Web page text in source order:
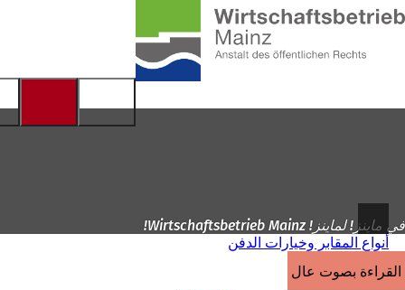
إلى
الصفحة
في ماينز! لماينز! Wirtschaftsbetrieb Mainz!
أنواع المقابر وخيارات الدفن
القراءة بصوت عالٍ